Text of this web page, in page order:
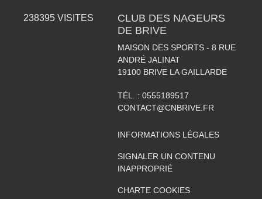
238395 VISITES
CLUB DES NAGEURS
DE BRIVE
MAISON DES SPORTS - 8 RUE
ANDRÉ JALINAT
19100 BRIVE LA GAILLARDE
TÉL. : 0555189517
CONTACT@CNBRIVE.FR
INFORMATIONS LÉGALES
SIGNALER UN CONTENU
INAPPROPRIÉ
CHARTE COOKIES